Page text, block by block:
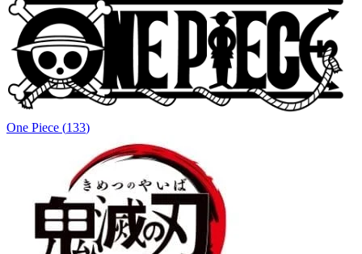
One Piece (133)